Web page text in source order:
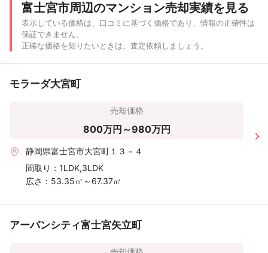
〜20m²
〜500 万 〜1,000
〜2,000
〜3,000
〜4,000
富士宮市周辺のマンション売却実績を見る
表示している価格は、口コミに基づく価格であり、情報の正確性は
保証できません。
正確な価格を知りたいときは、査定依頼しましょう。
モラーダ大宮町
売却価格
800万円～980万円
静岡県富士宮市大宮町１３－４
間取り： 1LDK,3LDK
広さ： 53.35㎡～67.37㎡
アーバンシティ富士宮矢立町